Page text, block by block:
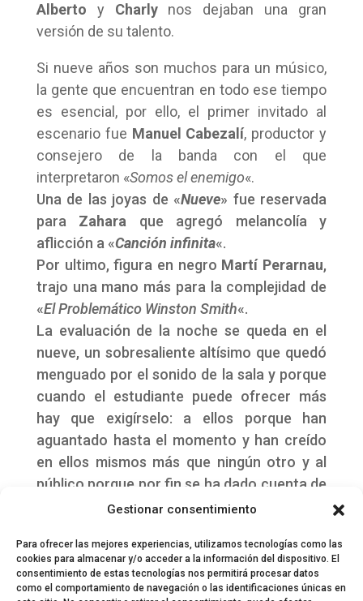
Gestionar consentimiento
Para ofrecer las mejores experiencias, utilizamos tecnologías como las
cookies para almacenar y/o acceder a la información del dispositivo. El
consentimiento de estas tecnologías nos permitirá procesar datos
como el comportamiento de navegación o las identificaciones únicas en
Alberto y Charlynos dejaban una gran
versión de su talento.
Si nueve años son muchos para un músico,
la gente que encuentran en todo ese tiempo
es esencial, por ello, el primer invitado al
escenario fue Manuel Cabezalí, productor y
consejero de la banda con el que
interpretaron «Somos el enemigo«.
Una de las joyas de «Nueve» fue reservada
para Zahara que agregó melancolía y
aflicción a «Canción infinita«.
Por ultimo, figura en negro Martí Perarnau,
trajo una mano más para la complejidad de
«El Problemático Winston Smith«.
La evaluación de la noche se queda en el
nueve, un sobresaliente altísimo que quedó
menguado por el sonido de la sala y porque
cuando el estudiante puede ofrecer más
hay que exigírselo: a ellos porque han
aguantado hasta el momento y han creído
en ellos mismos más que ningún otro y al
público porque por fin se ha dado cuenta de
esta prometedora realidad.